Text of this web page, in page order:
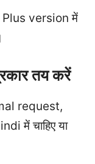
Plus version में
तय करें
request,
में चाहिए या